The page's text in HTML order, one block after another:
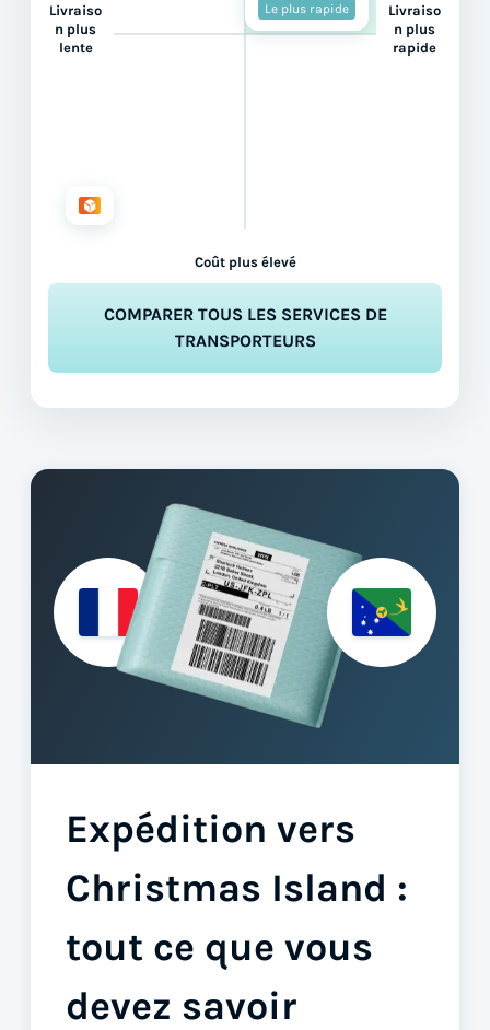
Livraiso
n plus
lente
Coût plus élevé
Livraiso
n plus
rapide
Le plus rapide
COMPARER TOUS LES SERVICES DE
TRANSPORTEURS
Expédition vers
Christmas Island :
tout ce que vous
devez savoir